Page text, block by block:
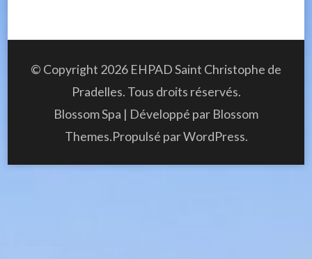
© Copyright 2026 EHPAD Saint Christophe de
Pradelles. Tous droits réservés.
Blossom Spa | Développé par Blossom
Themes.Propulsé parWordPress.